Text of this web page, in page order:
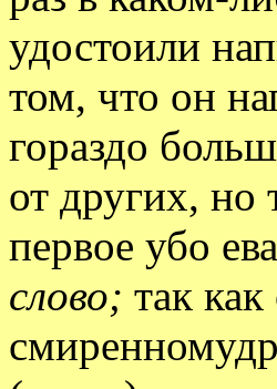
удостоили
том, что он
гораздо
от других, но
первое убо
слово; так